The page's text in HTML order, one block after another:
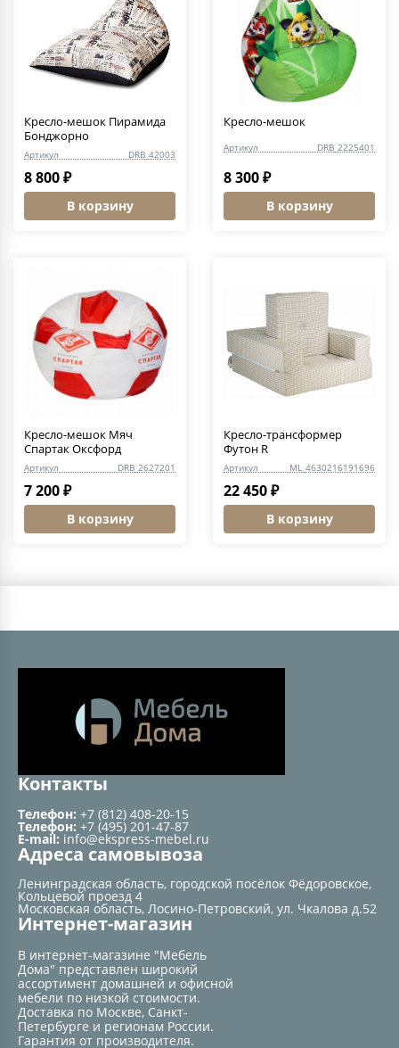
Кресло-мешок Пирамида
Бонджорно
Артикул DRB_42003
8 800 ₽
В корзину
Кресло-мешок
Артикул DRB_2225401
8 300 ₽
В корзину
Кресло-мешок Мяч
Спартак Оксфорд
Артикул DRB_2627201
7 200 ₽
В корзину
Кресло-трансформер
Футон R
Артикул ML_4630216191696
22 450 ₽
В корзину
Контакты
Телефон: +7 (812) 408-20-15
Телефон: +7 (495) 201-47-87
E-mail: info@ekspress-mebel.ru
Адреса самовывоза
Ленинградская область, городской посёлок Фёдоровское,
Кольцевой проезд 4
Московская область, Лосино-Петровский, ул. Чкалова д.52
Интернет-магазин
В интернет-магазине "Мебель
Дома" представлен широкий
ассортимент домашней и офисной
мебели по низкой стоимости.
Доставка по Москве, Санкт-
Петербурге и регионам России.
Гарантия от производителя.